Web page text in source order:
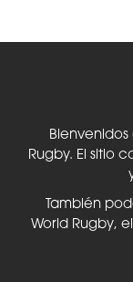
Rugby. El sitio
También
World Rugby,